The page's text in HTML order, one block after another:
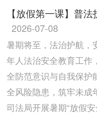
【放假第一课】普
2026-07-08
暑期将至，法治护航，
年人法治安全教育工作
全防范意识与自我保护
全风险隐患，筑牢未成
司法局开展暑期“放假